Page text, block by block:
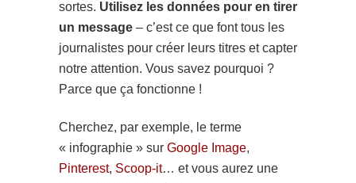
sortes. Utilisez les données pour en tirer
un message – c’est ce que font tous les
journalistes pour créer leurs titres et capter
notre attention. Vous savez pourquoi ?
Parce que ça fonctionne !
Cherchez, par exemple, le terme
« infographie » sur Google Image,
Pinterest, Scoop-it… et vous aurez une